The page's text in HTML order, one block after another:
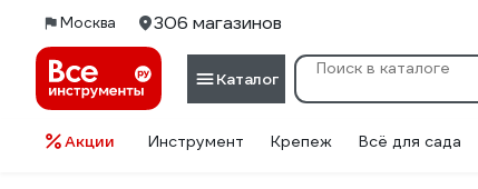
Москва 306 магазинов
Каталог
Акции Инструмент Крепеж Всё для сада